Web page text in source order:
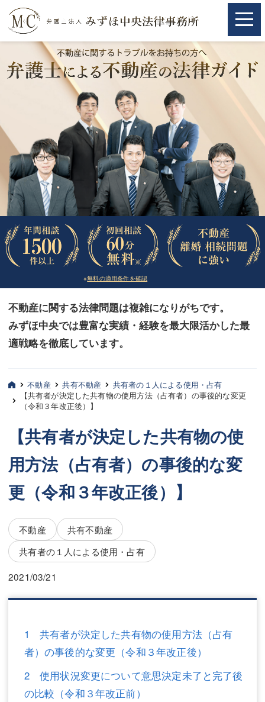
取扱分野
相続・遺言
離婚（夫婦間トラブル）
企業法務
労働問題（解雇，残業等）
刑事弁護
交通事故
法律相談など（その他）
お客様へ
みずほ中央の特長・形式編
弁護士紹介
三平 聡史
酒井 博之
坂本 陽一
三平 隆史
吉元 優仁
不動産
相続・遺言
離婚（夫婦間トラブル）
※無料の適用条件を確認
不動産に関する法律問題は複雑になりがちです。
みずほ中央では豊富な実績・経験を最大限活かした最
適戦略を徹底しています。
取扱分野
相続・遺言
離婚（夫婦間トラブル）
企業法務
労働問題（解雇，残業等）
刑事弁護
交通事故
法律相談など（その他）
お客様へ
みずほ中央の特長・形式編
弁護士紹介
三平 聡史
酒井 博之
坂本 陽一
三平 隆史
吉元 優仁
相続・遺言
離婚（夫婦間トラブル）
企業法務
不動産 共有不動産
共有者の１人による使用・占有
【共有者が決定した共有物の使用方法（占有者）の事後的な変更
（令和３年改正後）】
【共有者が決定した共有物の使
用方法（占有者）の事後的な変
更（令和３年改正後）】
不動産
共有不動産
共有者の１人による使用・占有
2021/03/21
1 共有者が決定した共有物の使用方法（占有
者）の事後的な変更（令和３年改正後）
2 使用状況変更について意思決定未了と完了後
の比較（令和３年改正前）